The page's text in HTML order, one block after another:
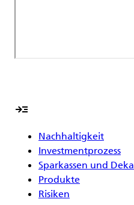
read_more
Nachhaltigkeit
Investmentprozess
Sparkassen und Deka
Produkte
Risiken